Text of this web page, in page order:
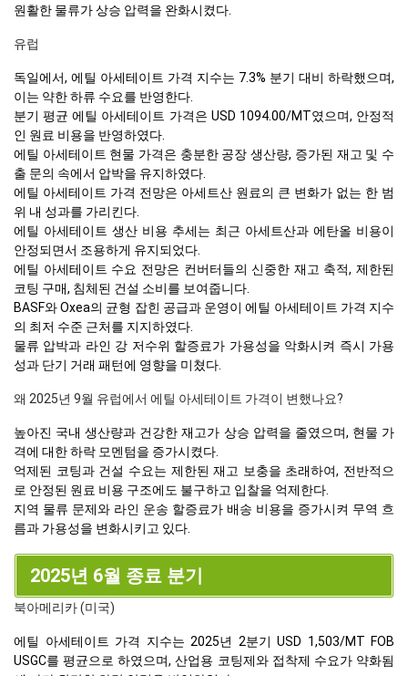
원활한 물류가 상승 압력을 완화시켰다.
유럽
독일에서, 에틸 아세테이트 가격 지수는 7.3% 분기 대비 하락했으며,
이는 약한 하류 수요를 반영한다.
분기 평균 에틸 아세테이트 가격은 USD 1094.00/MT였으며, 안정적
인 원료 비용을 반영하였다.
에틸 아세테이트 현물 가격은 충분한 공장 생산량, 증가된 재고 및 수
출 문의 속에서 압박을 유지하였다.
에틸 아세테이트 가격 전망은 아세트산 원료의 큰 변화가 없는 한 범
위 내 성과를 가리킨다.
에틸 아세테이트 생산 비용 추세는 최근 아세트산과 에탄올 비용이
안정되면서 조용하게 유지되었다.
에틸 아세테이트 수요 전망은 컨버터들의 신중한 재고 축적, 제한된
코팅 구매, 침체된 건설 소비를 보여줍니다.
BASF와 Oxea의 균형 잡힌 공급과 운영이 에틸 아세테이트 가격 지수
의 최저 수준 근처를 지지하였다.
물류 압박과 라인 강 저수위 할증료가 가용성을 악화시켜 즉시 가용
성과 단기 거래 패턴에 영향을 미쳤다.
왜 2025년 9월 유럽에서 에틸 아세테이트 가격이 변했나요?
높아진 국내 생산량과 건강한 재고가 상승 압력을 줄였으며, 현물 가
격에 대한 하락 모멘텀을 증가시켰다.
억제된 코팅과 건설 수요는 제한된 재고 보충을 초래하여, 전반적으
로 안정된 원료 비용 구조에도 불구하고 입찰을 억제한다.
지역 물류 문제와 라인 운송 할증료가 배송 비용을 증가시켜 무역 흐
름과 가용성을 변화시키고 있다.
2025년 6월 종료 분기
북아메리카 (미국)
에틸 아세테이트 가격 지수는 2025년 2분기 USD 1,503/MT FOB
USGC를 평균으로 하였으며, 산업용 코팅제와 접착제 수요가 약화됨